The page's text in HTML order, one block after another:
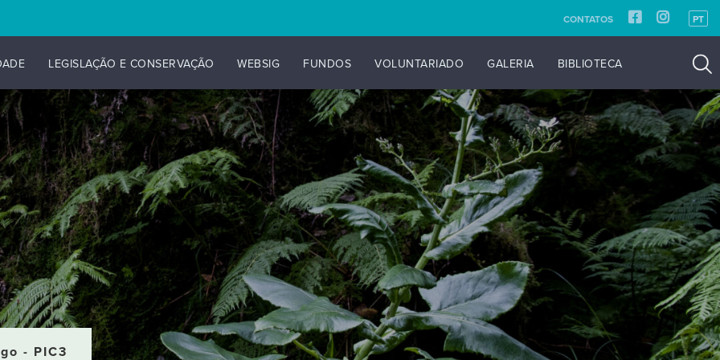
CONTATOS PT
LEGISLAÇÃO E CONSERVAÇÃO WEBSIG FUNDOS VOLUNTARIADO GALERIA BIBLIOTECA
- PIC3